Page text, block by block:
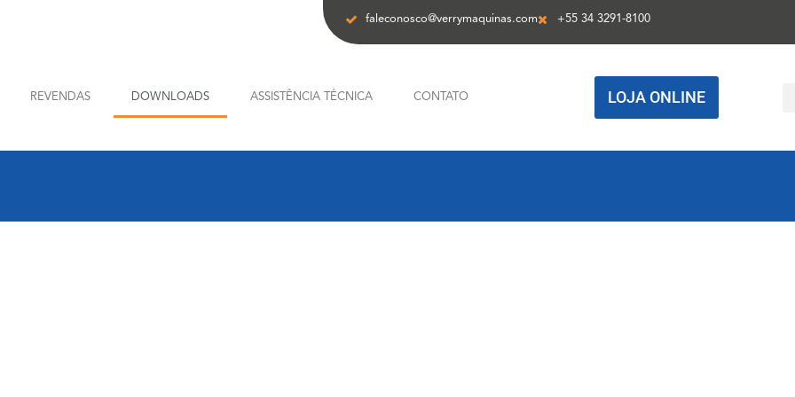
faleconosco@verrymaquinas.com +55 34 3291-8100
REVENDAS DOWNLOADS ASSISTÊNCIA TÉCNICA CONTATO LOJA ONLINE